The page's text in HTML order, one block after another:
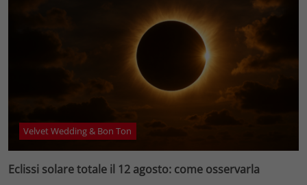
Velvet Wedding & Bon Ton
Eclissi solare totale il 12 agosto: come osservarla